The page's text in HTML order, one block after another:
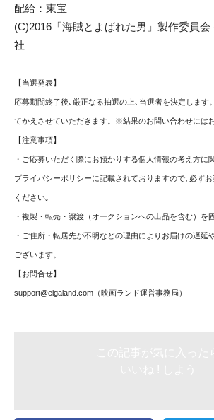
配給：東宝
(C)2016「海賊とよばれた男」製作委員
社
【当選発表】
応募期間終了後､厳正なる抽選の上､当選者を決定します
てかえさせていただきます。※結果のお問い合わせには
【注意事項】
・ご応募いただく際にお預かりする個人情報の考え方に
プライバシーポリシーに記載されておりますので､必ず
ください｡
・複製・転売・譲渡（オークションへの出品を含む）を
・ご住所・転居先が不明などの理由によりお届けの遅延
ございます。
【お問合せ】
support@eigaland.com （映画ランド運営事務局）